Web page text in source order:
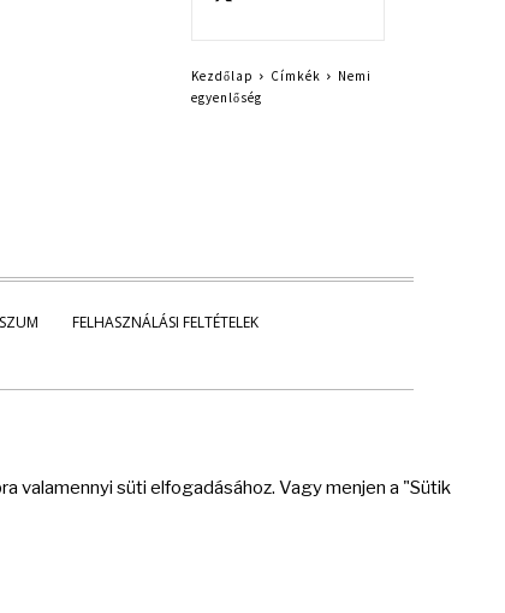
Kezdőlap Címkék
Nemi
egyenlőség
FELHASZNÁLÁSI FELTÉTELEK
valamennyi süti elfogadásához. Vagy menjen a "Sütik